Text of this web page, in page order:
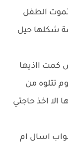
تموت الطفل
شكلها حيل
كمت ااذيها
تتلوه من
اخذ حاجتي
اسال ام